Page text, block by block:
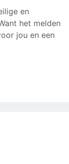
en
het melden
jou en een